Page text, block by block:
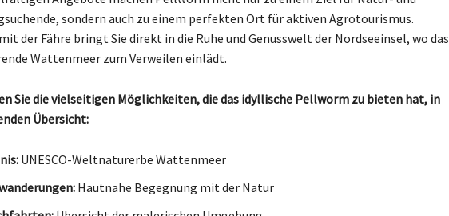
sondern auch zu einem perfekten Ort für aktiven Agrotourismus.
der Fähre bringt Sie direkt in die Ruhe und Genusswelt der Nordseeinsel, wo das
Wattenmeer zum Verweilen einlädt.
Sie die vielseitigen Möglichkeiten, die das idyllische Pellworm zu bieten hat, in
Übersicht:
UNESCO-Weltnaturerbe Wattenmeer
Hautnahe Begegnung mit der Natur